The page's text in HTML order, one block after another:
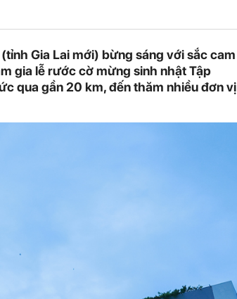
Gia Lai mới) bừng sáng với sắc cam
gia lễ rước cờ mừng sinh nhật Tập
qua gần 20 km, đến thăm nhiều đơn vị